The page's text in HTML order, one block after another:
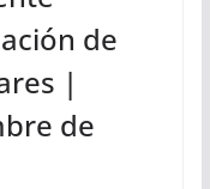
de
|
de